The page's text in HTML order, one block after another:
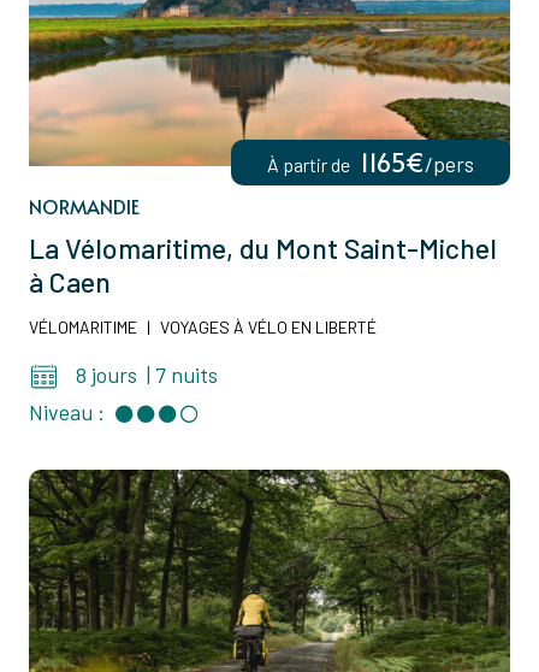
NORMANDIE
La Vélomaritime, du Mont Saint-Michel
à Caen
VÉLOMARITIME | VOYAGES À VÉLO EN LIBERTÉ
8 jours | 7 nuits
Niveau :
À partir de 1165€/pers